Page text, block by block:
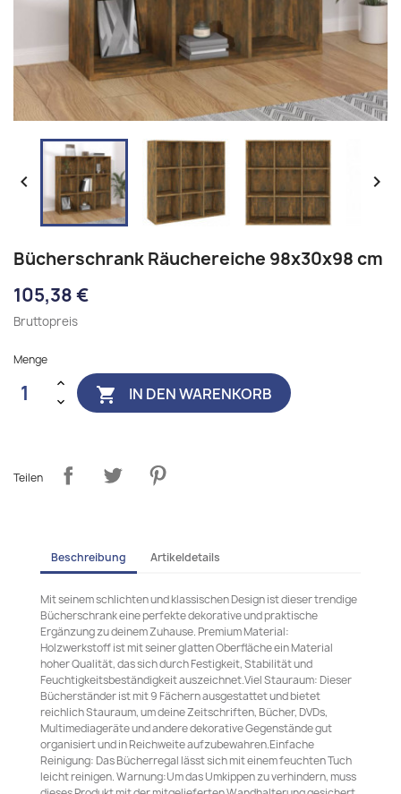
 
Bücherschrank Räuchereiche 98x30x98 cm
105,38 €
Bruttopreis
Menge
 IN DEN WARENKORB
Teilen
Beschreibung Artikeldetails
Mit seinem schlichten und klassischen Design ist dieser trendige
Bücherschrank eine perfekte dekorative und praktische
Ergänzung zu deinem Zuhause. Premium Material:
Holzwerkstoff ist mit seiner glatten Oberfläche ein Material
hoher Qualität, das sich durch Festigkeit, Stabilität und
Feuchtigkeitsbeständigkeit auszeichnet.Viel Stauraum: Dieser
Bücherständer ist mit 9 Fächern ausgestattet und bietet
reichlich Stauraum, um deine Zeitschriften, Bücher, DVDs,
Multimediageräte und andere dekorative Gegenstände gut
organisiert und in Reichweite aufzubewahren.Einfache
Reinigung: Das Bücherregal lässt sich mit einem feuchten Tuch
leicht reinigen. Warnung:Um das Umkippen zu verhindern, muss